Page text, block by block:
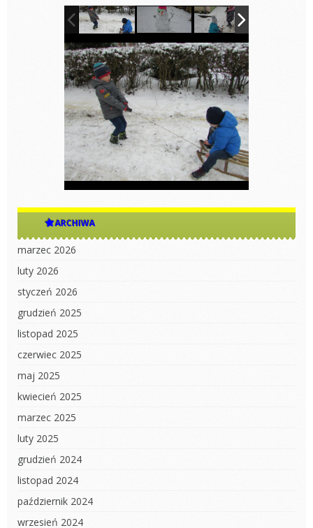
ARCHIWA
marzec 2026
luty 2026
styczeń 2026
grudzień 2025
listopad 2025
czerwiec 2025
maj 2025
kwiecień 2025
marzec 2025
luty 2025
grudzień 2024
listopad 2024
październik 2024
wrzesień 2024